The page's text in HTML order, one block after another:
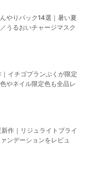
やりパック14選｜暑い夏
うるおいチャージマスク
イチゴプランぷくが限定
やネイル限定色も全品レ
作｜リジュライトブライ
ンデーションをレビュ